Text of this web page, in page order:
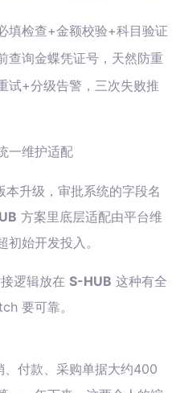
填检查+金额校验+科目验证
查询金蝶凭证号，天然防重
试+分级告警，三次失败推
一维护适配
升级，审批系统的字段名
方案里底层适配由平台维
始开发投入。
逻辑放在 S-HUB 这种有全
要可靠。
付款、采购单据大约400